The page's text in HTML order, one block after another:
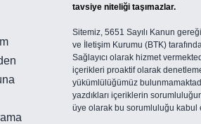
tavsiye niteliği taşımazlar.
Sitemiz, 5651 Sayılı Kanun
ve İletişim Kurumu (BTK)
Sağlayıcı olarak hizmet
içerikleri proaktif olarak
yükümlülüğümüz
yazdıkları içeriklerin
üye olarak bu sorumluluğu kabul